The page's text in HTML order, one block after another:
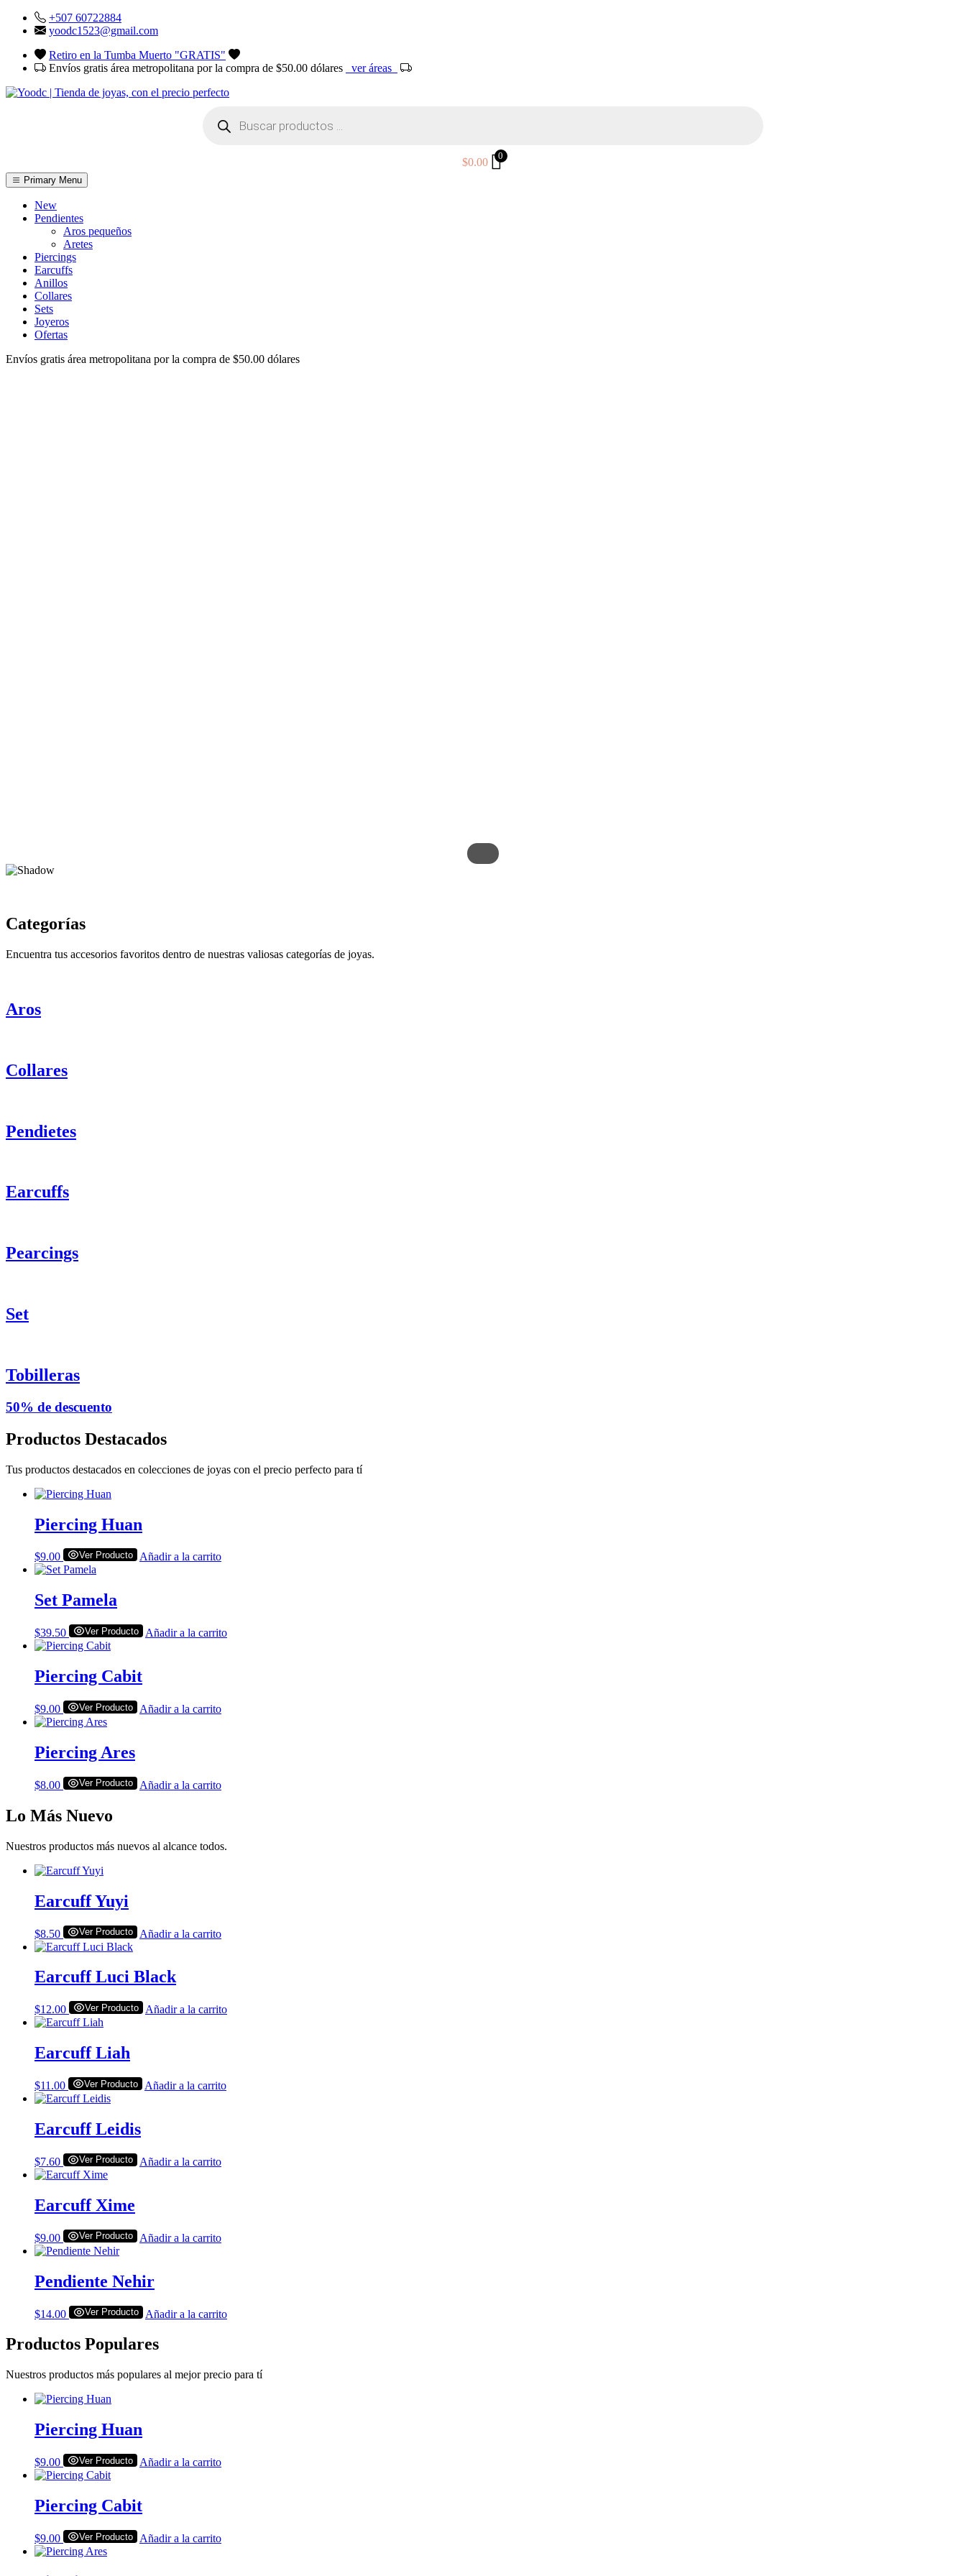
Skip
+507 60722884
yoodc1523@gmail.com
Retiro en la Tumba Muerto "GRATIS"
Envíos gratis área metropolitana por la compra de $50.00 dólares
ver áreas
productos
$0.00
0
YOodc
𝑻𝒊𝒆𝒏𝒅𝒂 𝒅𝒆 𝒋𝒐𝒚𝒂𝒔.
Primary Menu
New
Pendientes
Aros pequeños
Aretes
Piercings
Earcuffs
Anillos
Collares
Sets
Joyeros
Ofertas
Envíos gratis área metropolitana por la compra de $50.00 dólares
Categorías
Encuentra tus accesorios favoritos dentro de nuestras valiosas categorías de joyas.
Aros
Collares
Pendietes
Earcuffs
Pearcings
Set
Tobilleras
50% de descuento
Productos Destacados
Tus productos destacados en colecciones de joyas con el precio perfecto para tí
Piercing Huan
$9.00 Ver Producto Añadir a la carrito
Set Pamela
$39.50 Ver Producto Añadir a la carrito
Piercing Cabit
$9.00 Ver Producto Añadir a la carrito
Piercing Ares
$8.00 Ver Producto Añadir a la carrito
Lo Más Nuevo
Nuestros productos más nuevos al alcance todos.
Earcuff Yuyi
$8.50 Ver Producto Añadir a la carrito
Earcuff Luci Black
$12.00 Ver Producto Añadir a la carrito
Earcuff Liah
$11.00 Ver Producto Añadir a la carrito
Earcuff Leidis
$7.60 Ver Producto Añadir a la carrito
Earcuff Xime
$9.00 Ver Producto Añadir a la carrito
Pendiente Nehir
$14.00 Ver Producto Añadir a la carrito
Productos Populares
Nuestros productos más populares al mejor precio para tí
Piercing Huan
$9.00 Ver Producto Añadir a la carrito
Piercing Cabit
$9.00 Ver Producto Añadir a la carrito